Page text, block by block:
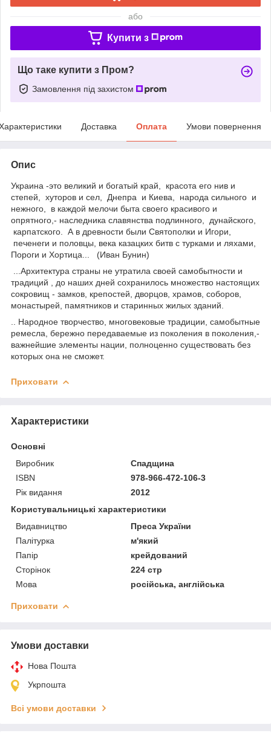
або
Купити з
Що таке купити з Пром?
Замовлення під захистом
Доставка Оплата Умови повернення
Опис
Украина -это великий и богатый край, красота его нив и
степей, хуторов и сел, Днепра и Киева, народа сильного и
нежного, в каждой мелочи быта своего красивого и
опрятного,- наследника славянства подлинного, дунайского,
карпатского. А в древности были Святополки и Игори,
печенеги и половцы, века казацких битв с турками и ляхами,
Пороги и Хортица... (Иван Бунин)
...Архитектура страны не утратила своей самобытности и
традиций , до наших дней сохранилось множество настоящих
сокровищ - замков, крепостей, дворцов, храмов, соборов,
монастырей, памятников и старинных жилых зданий.
.. Народное творчество, многовековые традиции, самобытные
ремесла, бережно передаваемые из поколения в поколения,-
важнейшие элементы нации, полноценно существовать без
которых она не сможет.
Приховати
Характеристики
Основні
Виробник
Спадщина
ISBN
978-966-472-106-3
Рік видання
2012
Користувальницькі характеристики
Видавництво
Преса України
Палітурка
м'який
Папір
крейдований
Сторінок
224 стр
Мова
російська, англійська
Приховати
Умови доставки
Нова Пошта
Укрпошта
Всі умови доставки